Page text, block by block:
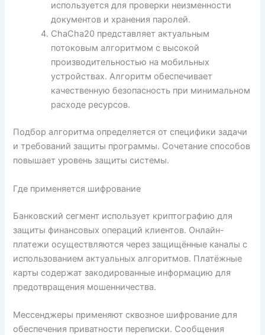
используется для проверки неизменности
документов и хранения паролей.
ChaCha20 представляет актуальным
потоковым алгоритмом с высокой
производительностью на мобильных
устройствах. Алгоритм обеспечивает
качественную безопасность при минимальном
расходе ресурсов.
Подбор алгоритма определяется от специфики задачи
и требований защиты программы. Сочетание способов
повышает уровень защиты системы.
Где применяется шифрование
Банковский сегмент использует криптографию для
защиты финансовых операций клиентов. Онлайн-
платежи осуществляются через защищённые каналы с
использованием актуальных алгоритмов. Платёжные
карты содержат закодированные информацию для
предотвращения мошенничества.
Мессенджеры применяют сквозное шифрование для
обеспечения приватности переписки. Сообщения